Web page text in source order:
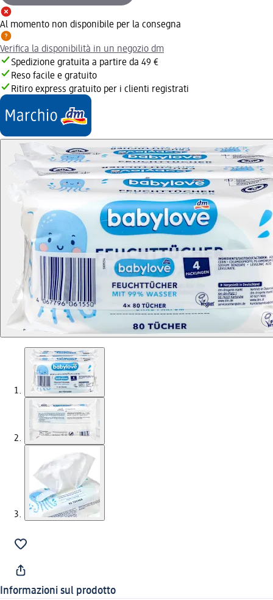
Al momento non disponibile per la consegna
Verifica la disponibilità in un negozio dm
Spedizione gratuita a partire da 49 €
Reso facile e gratuito
Ritiro express gratuito per i clienti registrati
Informazioni sul prodotto